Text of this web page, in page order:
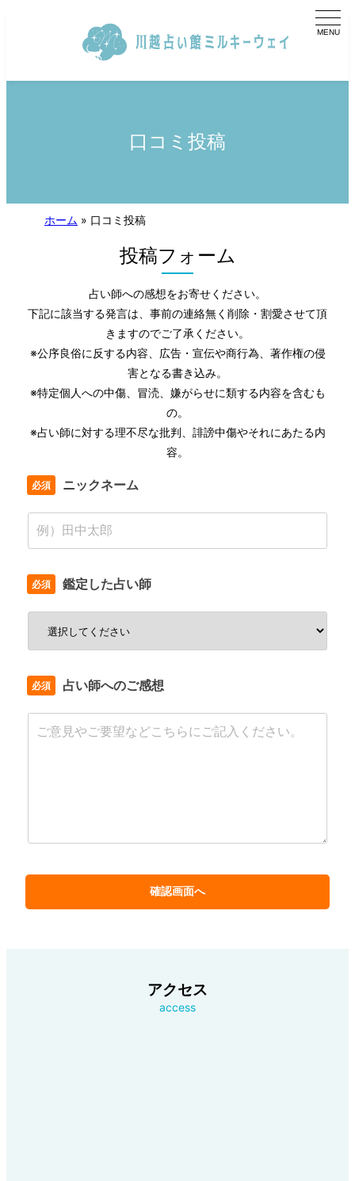
キ
口コミ投稿
ホーム » 口コミ投稿
投稿フォーム
占い師への感想をお寄せください。
下記に該当する発言は、事前の連絡無く削除・割愛させて頂
きますのでご了承ください。
※公序良俗に反する内容、広告・宣伝や商行為、著作権の侵
害となる書き込み。
※特定個人への中傷、冒涜、嫌がらせに類する内容を含むも
の。
※占い師に対する理不尽な批判、誹謗中傷やそれにあたる内
容。
ニックネーム
鑑定した占い師
占い師へのご感想
アクセス
access